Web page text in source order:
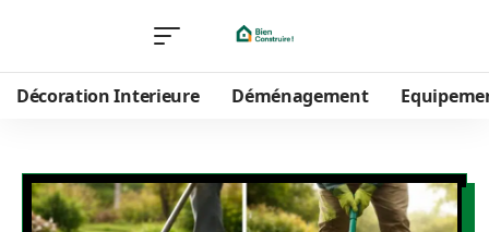
Décoration Interieure Déménagement